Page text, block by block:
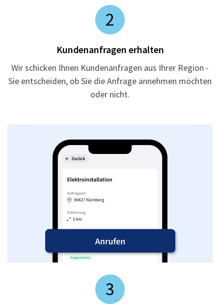
2
Kundenanfragen erhalten
Wir schicken Ihnen Kundenanfragen aus Ihrer Region -
Sie entscheiden, ob Sie die Anfrage annehmen möchten
oder nicht.
3